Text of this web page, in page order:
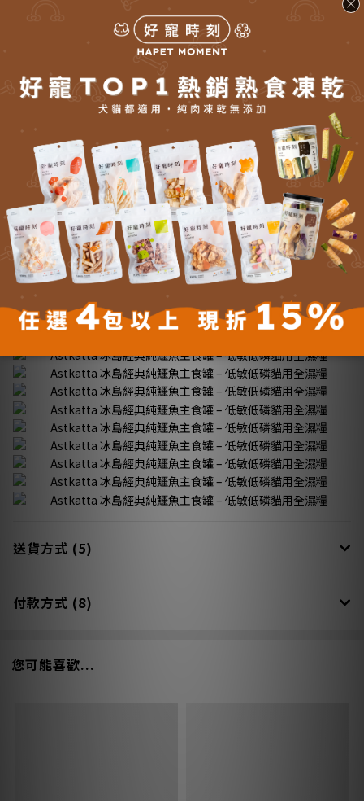
Q1：Astkatta 純鱷魚主食罐為什麼比一般罐頭貴？
A：鱷魚肉屬稀有蛋白來源，市場取得不易，加上單一蛋白、低磷低
脂特殊設計，適合過敏與腎臟貓，原料與營養價值遠高於一般罐
頭。
Q2：純鱷魚罐能每天當主食嗎？
A：可以，這款產品為全濕食主食設計，無需額外搭配其他食物，僅
需依照貓咪體重與需求調整餵食量即可。
Q3：如果貓咪不愛吃鱷魚口味怎麼辦？
A：建議初期可與熟悉口味混合，逐步增加比例；或稍微加溫提升香
氣，提升適口性。喜歡雞肉的貓咪通常接受度更高，魚系偏好貓需
循序漸進。
送貨方式 (5)
付款方式 (8)
您可能喜歡...